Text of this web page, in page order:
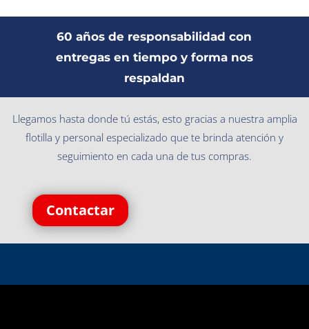
60 años de responsabilidad con
entregas en tiempo y forma nos
respaldan
Llegamos hasta donde tú estás, esto gracias a nuestra amplia
flotilla y personal especializado que te brinda atención y
seguimiento en cada una de tus compras.
Contactar